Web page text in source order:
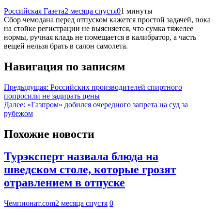
Российская Газета2 месяца спустя01 минуты
Сбор чемодана перед отпуском кажется простой задачей, пока
на стойке регистрации не выясняется, что сумка тяжелее
нормы, ручная кладь не помещается в калибратор, а часть
вещей нельзя брать в салон самолета.
Навигация по записям
Предыдущая: Российских производителей спиртного
попросили не задирать цены
Далее: «Газпром» добился очередного запрета на суд за
рубежом
Похожие новости
Турэксперт назвала блюда на
шведском столе, которые грозят
отравлением в отпуске
Чемпионат.com2 месяца спустя 0